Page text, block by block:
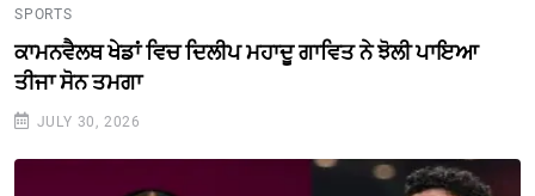
SPORTS
ਕਾਮਨਵੈਲਥ ਖੇਡਾਂ ਵਿਚ ਦਿਲੀਪ ਮਹਾਦੂ ਗਾਵਿਤ ਨੇ ਝੋਲੀ ਪਾਇਆ
ਤੀਜਾ ਸੋਨ ਤਮਗਾ
JULY 30, 2026